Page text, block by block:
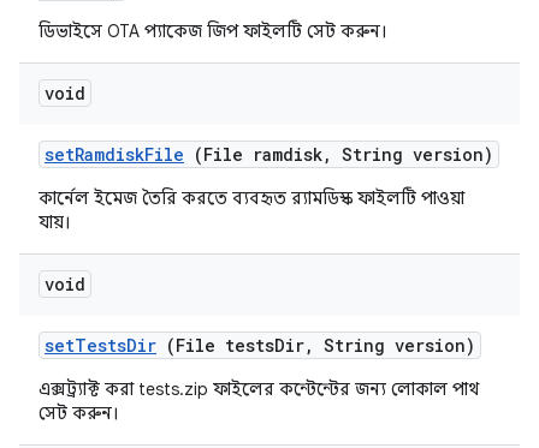
ডিভাইসে OTA প্যাকেজ জিপ ফাইলটি সেট করুন।
void
setRamdiskFile (File ramdisk, String version)
কার্নেল ইমেজ তৈরি করতে ব্যবহৃত র‍্যামডিস্ক ফাইলটি পাওয়া
যায়।
void
setTestsDir (File testsDir, String version)
এক্সট্র্যাক্ট করা tests.zip ফাইলের কন্টেন্টের জন্য লোকাল পাথ
সেট করুন।